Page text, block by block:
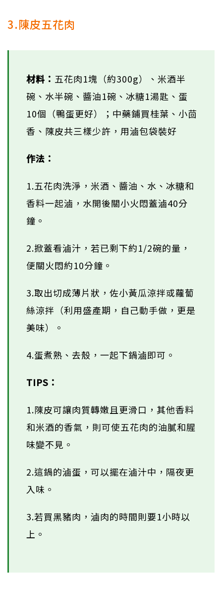
3.陳皮五花肉
材料： 五花肉1塊（約300g）、米酒半
碗、水半碗、醬油1碗、冰糖1湯匙、蛋
10個（鴨蛋更好）；中藥鋪買桂葉、小茴
香、陳皮共三樣少許，用滷包袋裝好
作法：
1.五花肉洗淨，米酒、醬油、水、冰糖和
香料一起滷，水開後關小火悶蓋滷40分
鐘。
2.掀蓋看滷汁，若已剩下約1/2碗的量，
便關火悶約10分鐘。
3.取出切成薄片狀，佐小黃瓜涼拌或蘿蔔
絲涼拌（利用盛產期，自己動手做，更是
美味）。
4.蛋煮熟、去殼，一起下鍋滷即可。
TIPS：
1.陳皮可讓肉質轉嫩且更滑口，其他香料
和米酒的香氣，則可使五花肉的油膩和腥
味變不見。
2.這鍋的滷蛋，可以擺在滷汁中，隔夜更
入味。
3.若買黑豬肉，滷肉的時間則要1小時以
上。